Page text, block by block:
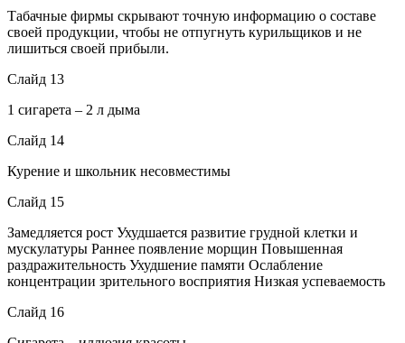
Табачные фирмы скрывают точную информацию о составе
своей продукции, чтобы не отпугнуть курильщиков и не
лишиться своей прибыли.
Слайд 13
1 сигарета – 2 л дыма
Слайд 14
Курение и школьник несовместимы
Слайд 15
Замедляется рост Ухудшается развитие грудной клетки и
мускулатуры Раннее появление морщин Повышенная
раздражительность Ухудшение памяти Ослабление
концентрации зрительного восприятия Низкая успеваемость
Слайд 16